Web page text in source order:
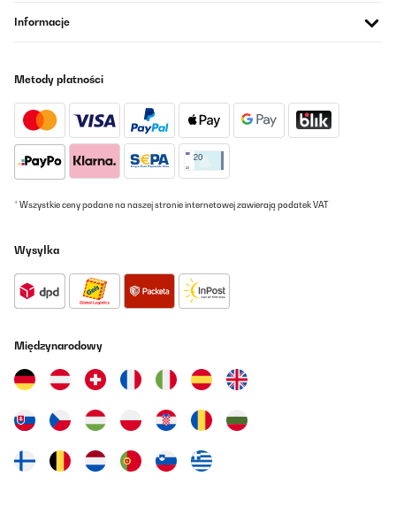
Informacje
Metody płatności
* Wszystkie ceny podane na naszej stronie internetowej zawierają podatek VAT
Wysyłka
Międzynarodowy